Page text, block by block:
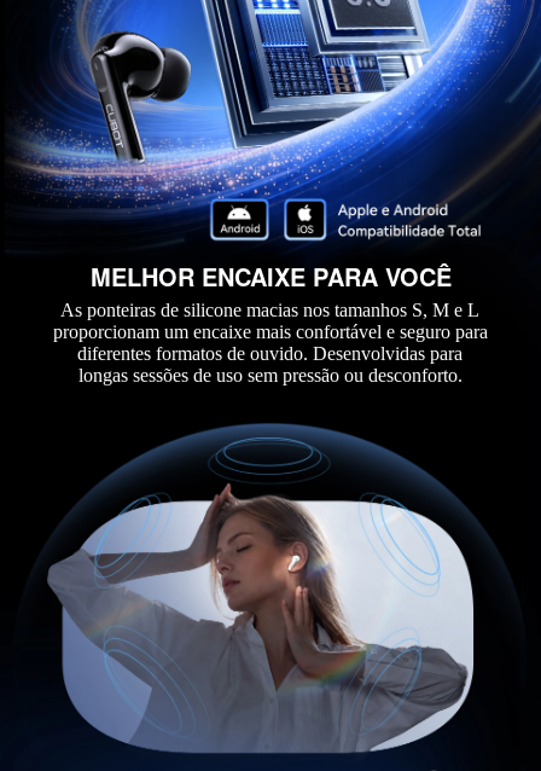
MELHOR ENCAIXE PARA VOCÊ
As ponteiras de silicone macias nos tamanhos S, M e L
proporcionam um encaixe mais confortável e seguro para
diferentes formatos de ouvido. Desenvolvidas para
longas sessões de uso sem pressão ou desconforto.